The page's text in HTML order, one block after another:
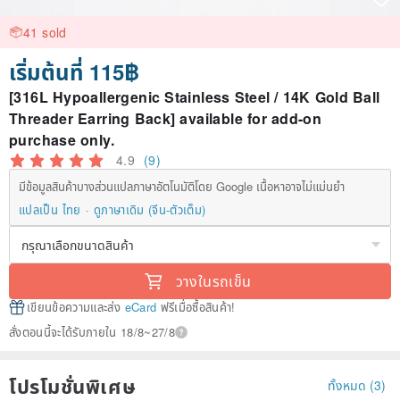
41 sold
เริ่มต้นที่ 115฿
[316L Hypoallergenic Stainless Steel / 14K Gold Ball
Threader Earring Back] available for add-on
purchase only.
4.9 (9)
มีข้อมูลสินค้าบางส่วนแปลภาษาอัตโนมัติโดย Google เนื้อหาอาจไม่แม่นยำ
แปลเป็น ไทย
ดูภาษาเดิม (จีน-ตัวเต็ม)
วางในรถเข็น
เขียนข้อความและส่ง eCard ฟรีเมื่อซื้อสินค้า!
สั่งตอนนี้จะได้รับภายใน 18/8~27/8
โปรโมชั่นพิเศษ ทั้งหมด (3)